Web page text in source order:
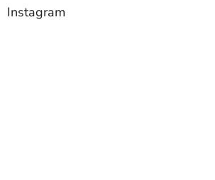
Instagram